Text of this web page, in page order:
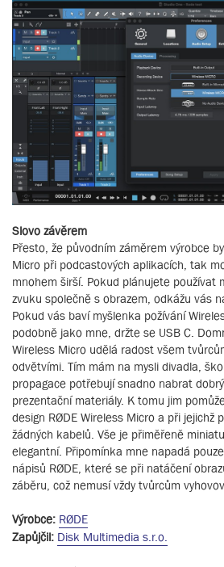
Slovo závěrem
Přesto, že původním záměrem výrobce
Micro při podcastových aplikacích, tak
mnohem širší. Pokud plánujete používat
zvuku společně s obrazem, odkážu vás
Pokud vás baví myšlenka požívání
podobně jako mne, držte se USB C.
Wireless Micro udělá radost všem
odvětvími. Tím mám na mysli divadla,
propagace potřebují snadno nabrat
prezentační materiály. K tomu jim
design RØDE Wireless Micro a při jejichž
žádných kabelů. Vše je přiměřeně
elegantní. Připomínka mne napadá
nápisů RØDE, které se při natáčení
záběru, což nemusí vždy tvůrcům
Výrobce: RØDE
Zapůjčil: Disk Multimedia s.r.o.